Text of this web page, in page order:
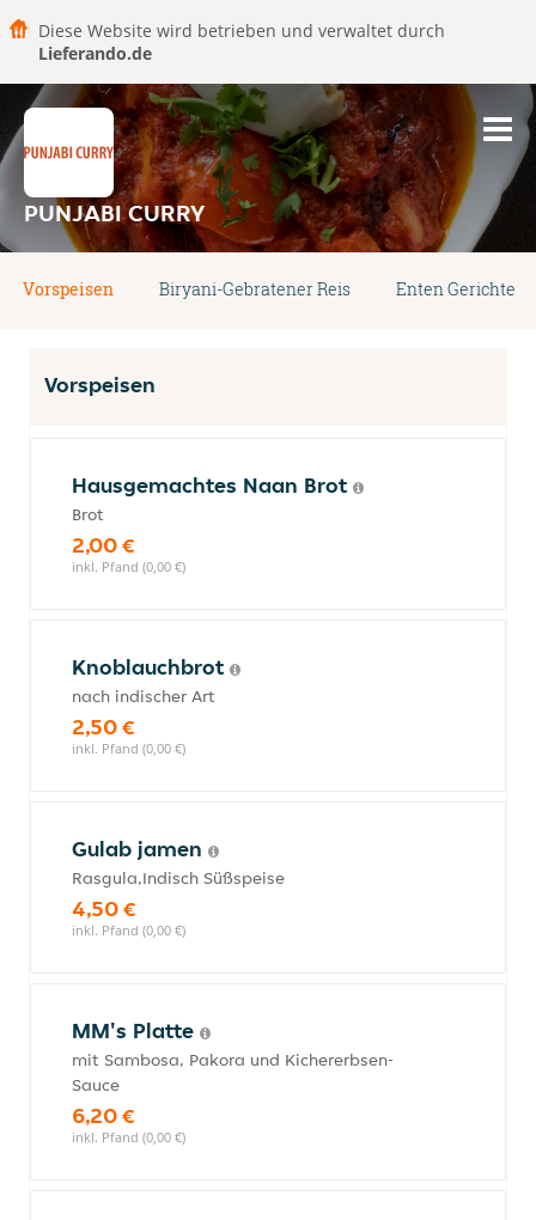
Diese Website wird betrieben und verwaltet durch
Lieferando.de
PUNJABI CURRY
Vorspeisen Biryani-Gebratener Reis Enten Gerichte
Vorspeisen
Hausgemachtes Naan Brot
Brot
2,00 €
inkl. Pfand (0,00 €)
Knoblauchbrot
nach indischer Art
2,50 €
inkl. Pfand (0,00 €)
Gulab jamen
Rasgula,Indisch Süßspeise
4,50 €
inkl. Pfand (0,00 €)
MM's Platte
mit Sambosa, Pakora und Kichererbsen-
Sauce
6,20 €
inkl. Pfand (0,00 €)